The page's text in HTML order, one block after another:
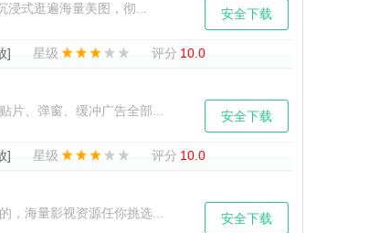
式逛遍海量美图，彻...
安全下载
] 星级 评分 10.0
片、弹窗、缓冲广告全部...
安全下载
] 星级 评分 10.0
，海量影视资源任你挑选...
安全下载